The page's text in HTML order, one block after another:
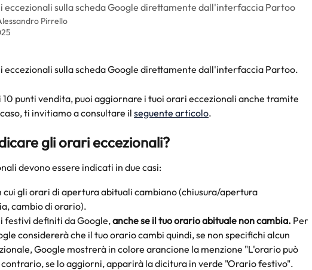
eccezionali sulla scheda Google direttamente dall'interfaccia Partoo
Pirrello
eccezionali sulla scheda Google direttamente dall'interfaccia Partoo.
10 punti vendita, puoi aggiornare i tuoi orari eccezionali anche tramite
ti invitiamo a consultare il seguente articolo.
gli orari eccezionali?
devono essere indicati in due casi:
cui gli orari di apertura abituali cambiano (chiusura/apertura
cambio di orario).
festivi definiti da Google, anche se il tuo orario abituale non cambia. Per
considererà che il tuo orario cambi quindi, se non specifichi alcun
Google mostrerà in colore arancione la menzione "L'orario può
se lo aggiorni, apparirà la dicitura in verde "Orario festivo".